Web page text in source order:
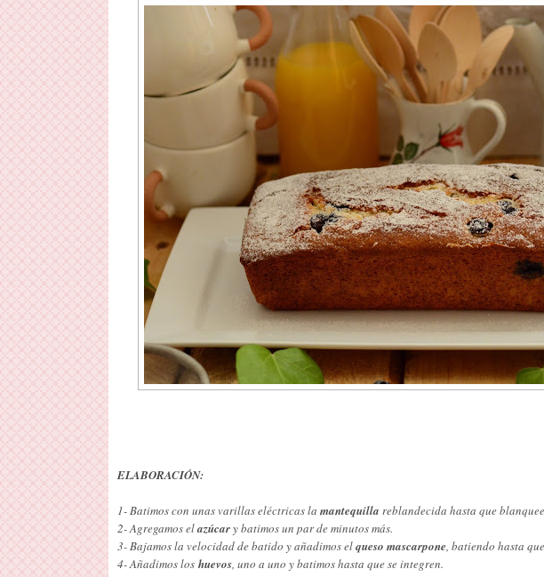
ELABORACIÓN:
1- Batimos con unas varillas eléctricas la mantequilla reblandecida hasta que
2- Agregamos elazúcary batimos un par de minutos más.
3- Bajamos la velocidad de batido y añadimos elqueso mascarpone, batiendo hasta
4- Añadimos los huevos, uno a uno y batimos hasta que se integren.